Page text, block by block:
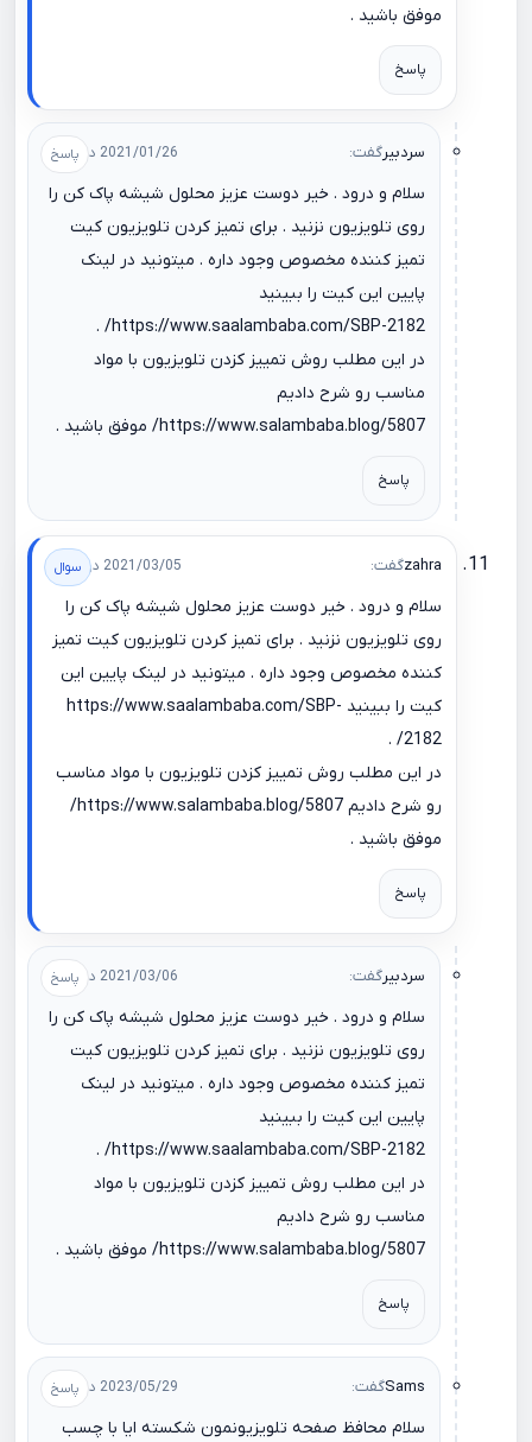
موفق باشید .
پاسخ
سردبیرگفت: 2021/01/26 در 10:04
سلام و درود . خیر دوست عزیز محلول شیشه پاک کن را
روی تلویزیون نزنید . برای تمیز کردن تلویزیون کیت
تمیز کننده مخصوص وجود داره . میتونید در لینک
پایین این کیت را ببینید
https://www.saalambaba.com/SBP-2182/
.
در این مطلب روش تمییز کزدن تلویزیون با مواد
مناسب رو شرح دادیم
https://www.salambaba.blog/5807/ موفق باشید .
پاسخ
zahraگفت: 2021/03/05 در 22:01
سلام و درود . خیر دوست عزیز محلول شیشه پاک کن را
روی تلویزیون نزنید . برای تمیز کردن تلویزیون کیت تمیز
کننده مخصوص وجود داره . میتونید در لینک پایین این
کیت را ببینید https://www.saalambaba.com/SBP-
2182/
.
در این مطلب روش تمییز کزدن تلویزیون با مواد مناسب
رو شرح دادیم https://www.salambaba.blog/5807/
موفق باشید .
پاسخ
سردبیرگفت: 2021/03/06 در 10:26
سلام و درود . خیر دوست عزیز محلول شیشه پاک کن را
روی تلویزیون نزنید . برای تمیز کردن تلویزیون کیت
تمیز کننده مخصوص وجود داره . میتونید در لینک
پایین این کیت را ببینید
https://www.saalambaba.com/SBP-2182/
.
در این مطلب روش تمییز کزدن تلویزیون با مواد
مناسب رو شرح دادیم
https://www.salambaba.blog/5807/ موفق باشید .
پاسخ
Samsگفت: 2023/05/29 در 15:45
سلام محافظ صفحه تلویزیونمون شکسته ایا با چسب